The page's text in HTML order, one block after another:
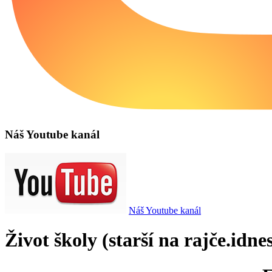
Náš Youtube kanál
Náš Youtube kanál
Život školy (starší na